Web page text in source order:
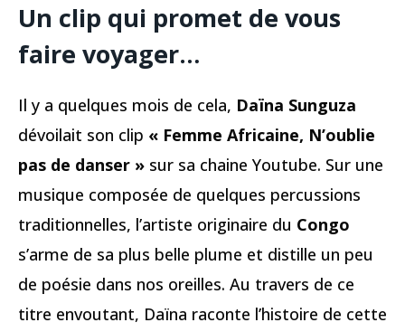
Un clip qui promet de vous
faire voyager…
Il y a quelques mois de cela, Daïna Sunguza
dévoilait son clip « Femme Africaine, N’oublie
pas de danser » sur sa chaine Youtube. Sur une
musique composée de quelques percussions
traditionnelles, l’artiste originaire du Congo
s’arme de sa plus belle plume et distille un peu
de poésie dans nos oreilles. Au travers de ce
titre envoutant, Daïna raconte l’histoire de cette